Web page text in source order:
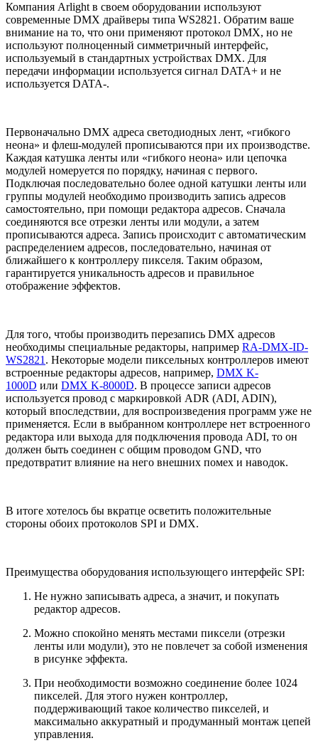
Компания Arlight в своем оборудовании используют
современные DMX драйверы типа WS2821. Обратим ваше
внимание на то, что они применяют протокол DMX, но не
используют полноценный симметричный интерфейс,
используемый в стандартных устройствах DMX. Для
передачи информации используется сигнал DATA+ и не
используется DATA-.
Первоначально DMX адреса светодиодных лент, «гибкого
неона» и флеш-модулей прописываются при их производстве.
Каждая катушка ленты или «гибкого неона» или цепочка
модулей номеруется по порядку, начиная с первого.
Подключая последовательно более одной катушки ленты или
группы модулей необходимо производить запись адресов
самостоятельно, при помощи редактора адресов. Сначала
соединяются все отрезки ленты или модули, а затем
прописываются адреса. Запись происходит с автоматическим
распределением адресов, последовательно, начиная от
ближайшего к контроллеру пикселя. Таким образом,
гарантируется уникальность адресов и правильное
отображение эффектов.
Для того, чтобы производить перезапись DMX адресов
необходимы специальные редакторы, например RA-DMX-ID-
WS2821 . Некоторые модели пиксельных контроллеров имеют
встроенные редакторы адресов, например, DMX K-
1000D или DMX K-8000D. В процессе записи адресов
используется провод с маркировкой ADR (ADI, ADIN),
который впоследствии, для воспроизведения программ уже не
применяется. Если в выбранном контроллере нет встроенного
редактора или выхода для подключения провода ADI, то он
должен быть соединен с общим проводом GND, что
предотвратит влияние на него внешних помех и наводок.
В итоге хотелось бы вкратце осветить положительные
стороны обоих протоколов SPI и DMX.
Преимущества оборудования использующего интерфейс SPI:
Не нужно записывать адреса, а значит, и покупать
редактор адресов.
Можно спокойно менять местами пиксели (отрезки
ленты или модули), это не повлечет за собой изменения
в рисунке эффекта.
При необходимости возможно соединение более 1024
пикселей. Для этого нужен контроллер,
поддерживающий такое количество пикселей, и
максимально аккуратный и продуманный монтаж цепей
управления.